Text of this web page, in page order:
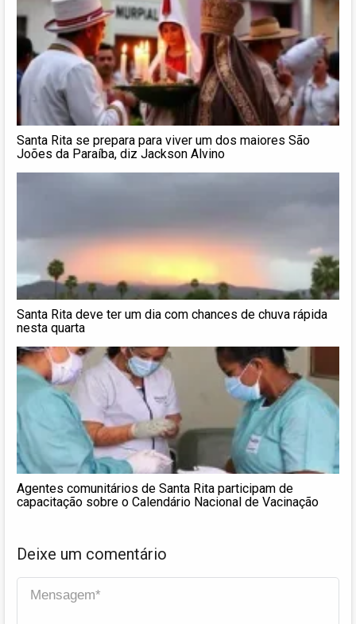
Santa Rita se prepara para viver um dos maiores São
Joões da Paraíba, diz Jackson Alvino
Santa Rita deve ter um dia com chances de chuva rápida
nesta quarta
Agentes comunitários de Santa Rita participam de
capacitação sobre o Calendário Nacional de Vacinação
Deixe um comentário